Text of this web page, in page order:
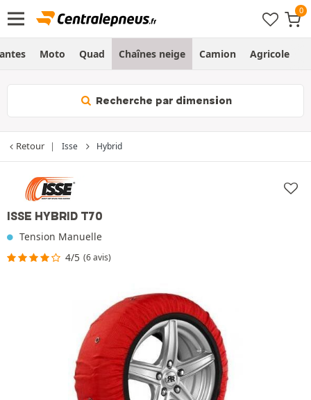
Moto Quad Chaînes neige Camion Agricole
Recherche par dimension
Retour Isse Hybrid
ISSE HYBRID T70
Tension Manuelle
4/5 (6 avis)